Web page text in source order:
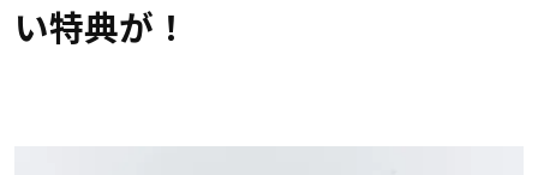
い特典が！